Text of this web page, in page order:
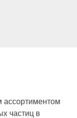
частиц в